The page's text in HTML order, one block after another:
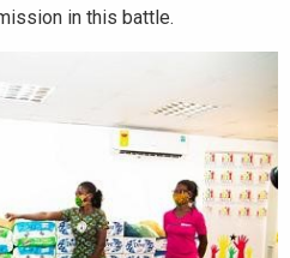
in this battle.